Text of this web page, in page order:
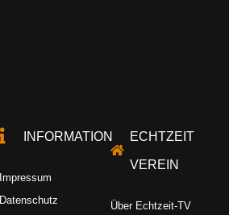
INFORMATION
Impressum
Datenschutz
ECHTZEIT
VEREIN
Über Echtzeit-TV